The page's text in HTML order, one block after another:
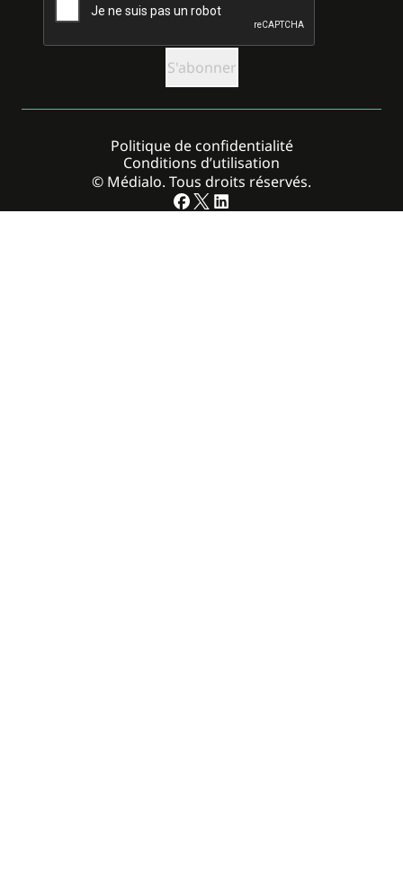
© Médialo. Tous droits réservés.
Politique de confidentialité
Conditions d’utilisation